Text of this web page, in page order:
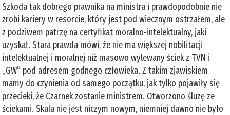
Szkoda tak dobrego prawnika na ministra i prawdopodobnie nie
zrobi kariery w resorcie, który jest pod wiecznym ostrzałem, ale
z podziwem patrzę na certyfikat moralno-intelektualny, jaki
uzyskał. Stara prawda mówi, że nie ma większej nobilitacji
intelektualnej i moralnej niż masowo wylewany ściek z TVN i
„GW” pod adresem godnego człowieka. Z takim zjawiskiem
mamy do czynienia od samego początku, jak tylko pojawiły się
przecieki, że Czarnek zostanie ministrem. Otworzono śluzę ze
ściekami. Skala nie jest niczym nowym, niemniej dawno nie było